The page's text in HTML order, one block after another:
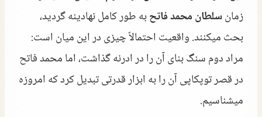
زمانسلطان محمد فاتحبه طور کامل نهادینه گردید،
بحث میکنند. واقعیت احتمالاً چیزی در این میان است:
مراد دوم سنگ بنای آن را در ادرنه گذاشت، اما محمد فاتح
در قصر توپکاپی آن را به ابزار قدرتی تبدیل کرد که امروزه
میشناسیم.